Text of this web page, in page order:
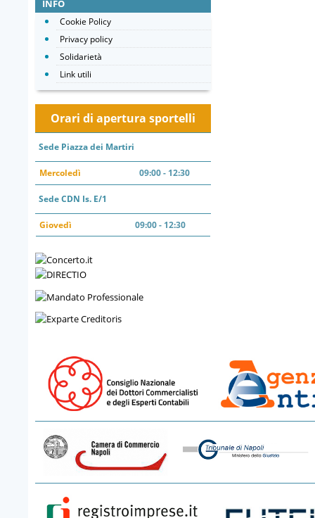
INFO
Cookie Policy
Privacy policy
Solidarietà
Link utili
Orari di apertura sportelli
Sede Piazza dei Martiri
Mercoledì 09:00 - 12:30
Sede CDN Is. E/1
Giovedì 09:00 - 12:30